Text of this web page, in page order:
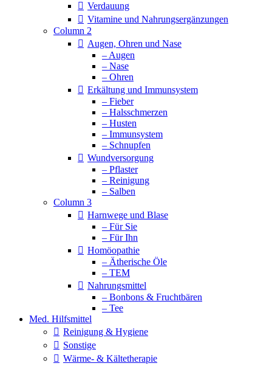
Verdauung
Vitamine und Nahrungsergänzungen
Column 2
Augen, Ohren und Nase
– Augen
– Nase
– Ohren
Erkältung und Immunsystem
– Fieber
– Halsschmerzen
– Husten
– Immunsystem
– Schnupfen
Wundversorgung
– Pflaster
– Reinigung
– Salben
Column 3
Harnwege und Blase
– Für Sie
– Für Ihn
Homöopathie
– Ätherische Öle
– TEM
Nahrungsmittel
– Bonbons & Fruchtbären
– Tee
Med. Hilfsmittel
Reinigung & Hygiene
Sonstige
Wärme- & Kältetherapie